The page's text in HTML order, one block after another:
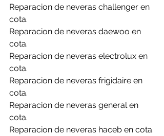
Reparacion de neveras challenger en
cota.
Reparacion de neveras daewoo en
cota.
Reparacion de neveras electrolux en
cota.
Reparacion de neveras frigidaire en
cota.
Reparacion de neveras general en
cota.
Reparacion de neveras haceb en cota.